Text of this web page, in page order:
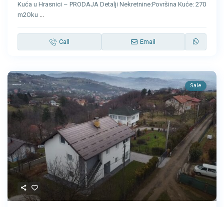
Kuća u Hrasnici – PRODAJA Detalji Nekretnine:Površina Kuće: 270
m2Oku ...
Call Email
Sale